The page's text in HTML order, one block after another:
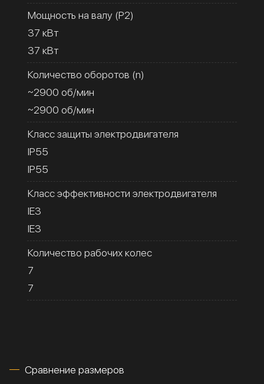
Мощность на валу (Р2)
37 кВт
37 кВт
Количество оборотов (n)
~2900 об/мин
~2900 об/мин
Класс защиты электродвигателя
IP55
IP55
Класс эффективности электродвигателя
IE3
IE3
Количество рабочих колес
7
7
Сравнение размеров